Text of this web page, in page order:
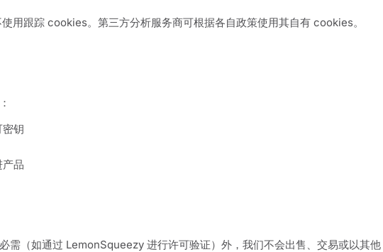
用跟踪 cookies。第三方分析服务商可根据各自政策使用其自有 cookies。
钥
品
需（如通过 LemonSqueezy 进行许可验证）外，我们不会出售、交易或以其他